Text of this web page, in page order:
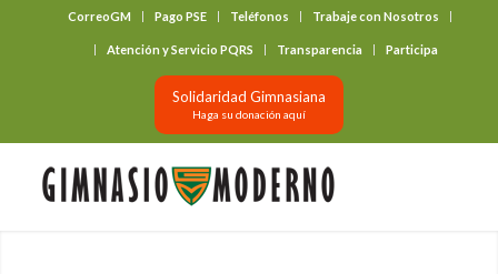
CorreoGM Pago PSE Teléfonos Trabaje con Nosotros
Atención y Servicio PQRS Transparencia Participa
Solidaridad Gimnasiana
Haga su donación aquí